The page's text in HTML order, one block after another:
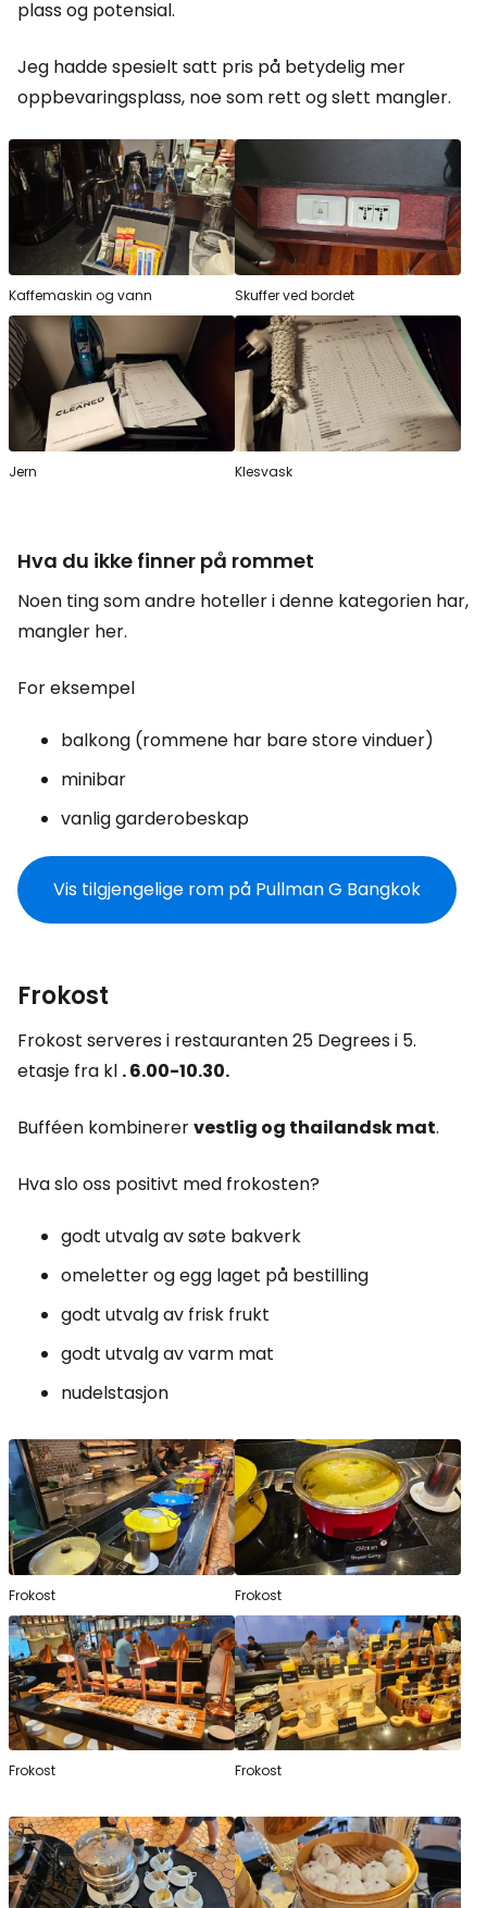
plass og potensial.
Jeg hadde spesielt satt pris på betydelig mer
oppbevaringsplass, noe som rett og slett mangler.
Kaffemaskin og vann Skuffer ved bordet
Jern Klesvask
Hva du ikke finner på rommet
Noen ting som andre hoteller i denne kategorien har,
mangler her.
For eksempel
balkong (rommene har bare store vinduer)
minibar
vanlig garderobeskap
Vis tilgjengelige rom på Pullman G Bangkok
Frokost
Frokost serveres i restauranten 25 Degrees i 5.
etasje fra kl . 6.00-10.30.
Bufféen kombinerervestlig og thailandsk mat.
Hva slo oss positivt med frokosten?
godt utvalg av søte bakverk
omeletter og egg laget på bestilling
godt utvalg av frisk frukt
godt utvalg av varm mat
nudelstasjon
Frokost Frokost
Frokost Frokost